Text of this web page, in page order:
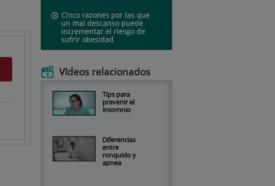
Cinco razones por las que
un mal descanso puede
incrementar el riesgo de
sufrir obesidad
Vídeos relacionados
Tips para
prevenir el
insomnio
Diferencias
entre
ronquido y
apnea